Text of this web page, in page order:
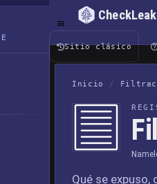
Sitio clásico
Inicio /
Qué se